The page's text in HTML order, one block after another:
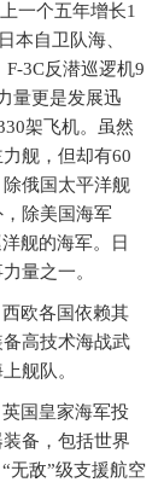
一个五年增长1
本自卫队海、
F-3C反潜巡逻机9
量更是发展迅
架飞机。虽然
舰，但却有60
俄国太平洋舰
除美国海军
舰的海军。日
量之一。
欧各国依赖其
高技术海战武
舰队。
国皇家海军投
备，包括世界
无敌”级支援航空